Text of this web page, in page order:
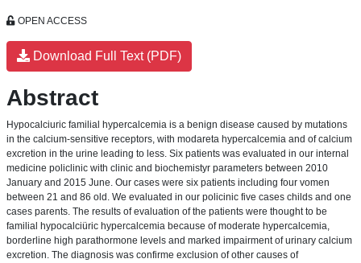
OPEN ACCESS
Download Full Text (PDF)
Abstract
Hypocalciuric familial hypercalcemia is a benign disease caused by mutations
in the calcium-sensitive receptors, with modareta hypercalcemia and of calcium
excretion in the urine leading to less. Six patients was evaluated in our internal
medicine policlinic with clinic and biochemistyr parameters between 2010
January and 2015 June. Our cases were six patients including four vomen
between 21 and 86 old. We evaluated in our policinic five cases childs and one
cases parents. The results of evaluation of the patients were thought to be
familial hypocalciüric hypercalcemia because of moderate hypercalcemia,
borderline high parathormone levels and marked impairment of urinary calcium
excretion. The diagnosis was confirme exclusion of other causes of